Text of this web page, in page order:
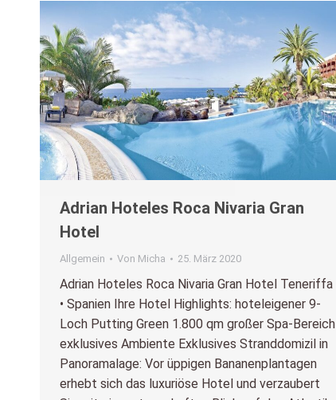
Adrian Hoteles Roca Nivaria Gran
Hotel
Allgemein Von Micha 25. März 2020
Adrian Hoteles Roca Nivaria Gran Hotel Teneriffa
• Spanien Ihre Hotel Highlights: hoteleigener 9-
Loch Putting Green 1.800 qm großer Spa-Bereich
exklusives Ambiente Exklusives Stranddomizil in
Panoramalage: Vor üppigen Bananenplantagen
erhebt sich das luxuriöse Hotel und verzaubert